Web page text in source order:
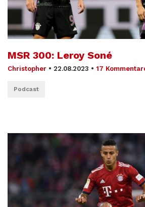
MSR 300: Leroy Soné
Christopher • 22.08.2023 • 17
Podcast